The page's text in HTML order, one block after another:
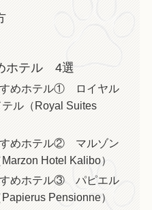
ホテル 4選
すめホテル① ロイヤル
ル（Royal Suites
すめホテル② マルゾン
Hotel Kalibo）
すめホテル③ パピエル
Pensionne）